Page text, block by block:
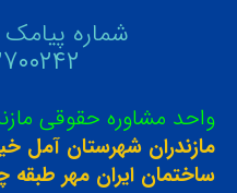
شماره
واحد مشاوره حقوقی
مازندران شهرستان آمل
ساختمان ایران مهر طبقه